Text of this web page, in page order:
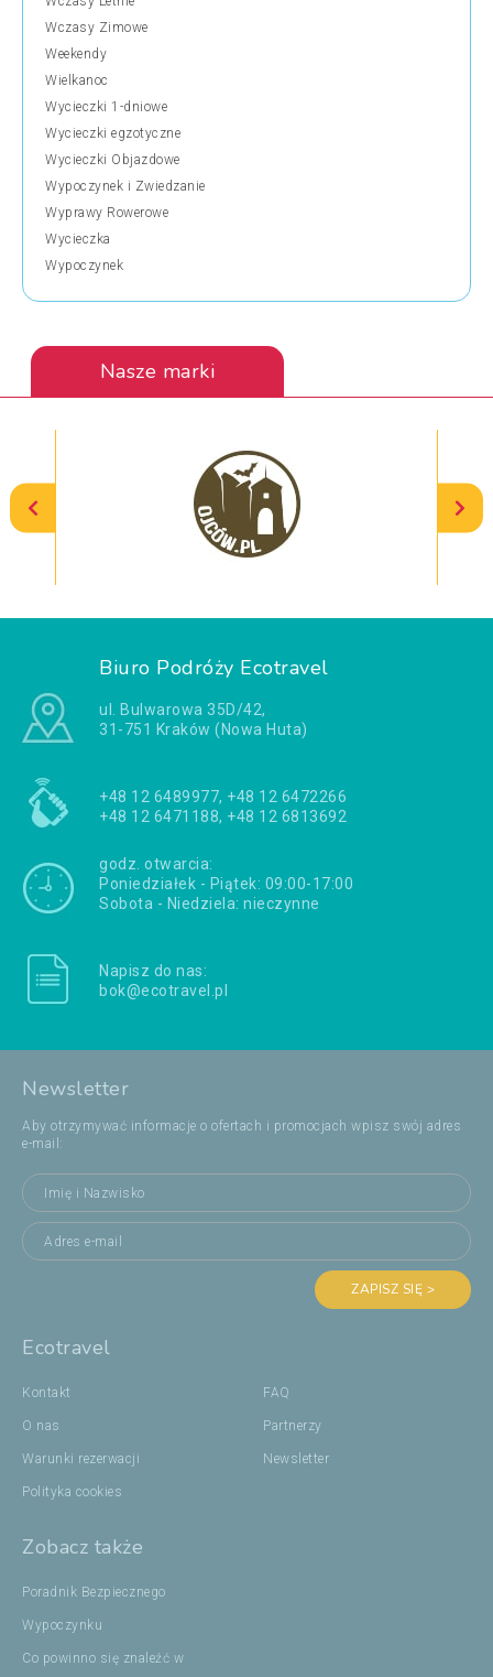
Wczasy Zimowe
Weekendy
Wielkanoc
Wycieczki 1-dniowe
Wycieczki egzotyczne
Wycieczki Objazdowe
Wypoczynek i Zwiedzanie
Wyprawy Rowerowe
Wycieczka
Wypoczynek
Nasze marki
Biuro Podróży Ecotravel
ul. Bulwarowa 35D/42,
31-751 Kraków (Nowa Huta)
+48 12 6489977, +48 12 6472266
+48 12 6471188, +48 12 6813692
godz. otwarcia:
Poniedziałek - Piątek: 09:00-17:00
Sobota - Niedziela: nieczynne
Napisz do nas:
bok@ecotravel.pl
Newsletter
Aby otrzymywać informacje o ofertach i promocjach wpisz swój adres
e-mail:
ZAPISZ SIĘ >
Ecotravel
Kontakt
O nas
Warunki rezerwacji
Polityka cookies
FAQ
Partnerzy
Newsletter
Zobacz także
Poradnik Bezpiecznego
Wypoczynku
Co powinno się znaleźć w